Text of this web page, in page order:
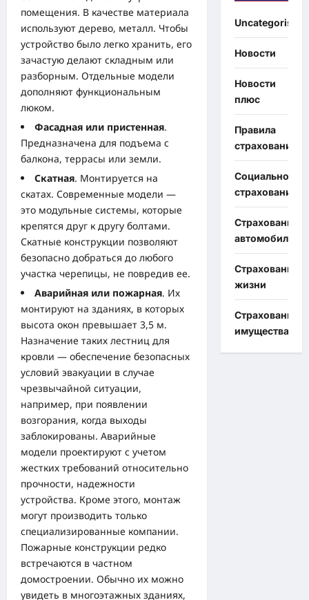
помещения. В качестве материала
используют дерево, металл. Чтобы
устройство было легко хранить, его
зачастую делают складным или
разборным. Отдельные модели
дополняют функциональным
люком.
Фасадная или пристенная.
Предназначена для подъема с
балкона, террасы или земли.
Скатная. Монтируется на
скатах. Современные модели —
это модульные системы, которые
крепятся друг к другу болтами.
Скатные конструкции позволяют
безопасно добраться до любого
участка черепицы, не повредив ее.
Аварийная или пожарная. Их
монтируют на зданиях, в которых
высота окон превышает 3,5 м.
Назначение таких лестниц для
кровли — обеспечение безопасных
условий эвакуации в случае
чрезвычайной ситуации,
например, при появлении
возгорания, когда выходы
заблокированы. Аварийные
модели проектируют с учетом
жестких требований относительно
прочности, надежности
устройства. Кроме этого, монтаж
могут производить только
специализированные компании.
Пожарные конструкции редко
встречаются в частном
домостроении. Обычно их можно
увидеть в многоэтажных зданиях,
Uncategorised
Новости
Новости
плюс
Правила
страхования
Социальное
страхование
Страхование
автомобиля
Страхование
жизни
Страхование
имущества